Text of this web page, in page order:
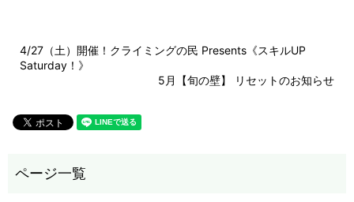
4/27（土）開催！クライミングの民 Presents《スキルUP
Saturday！》
5月【旬の壁】 リセットのお知らせ